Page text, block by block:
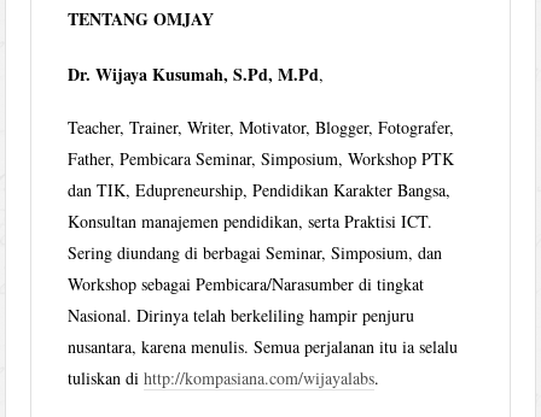
TENTANG OMJAY
Dr. Wijaya Kusumah, S.Pd, M.Pd,
Teacher, Trainer, Writer, Motivator, Blogger, Fotografer,
Father, Pembicara Seminar, Simposium, Workshop PTK
dan TIK, Edupreneurship, Pendidikan Karakter Bangsa,
Konsultan manajemen pendidikan, serta Praktisi ICT.
Sering diundang di berbagai Seminar, Simposium, dan
Workshop sebagai Pembicara/Narasumber di tingkat
Nasional. Dirinya telah berkeliling hampir penjuru
nusantara, karena menulis. Semua perjalanan itu ia selalu
tuliskan dihttp://kompasiana.com/wijayalabs.